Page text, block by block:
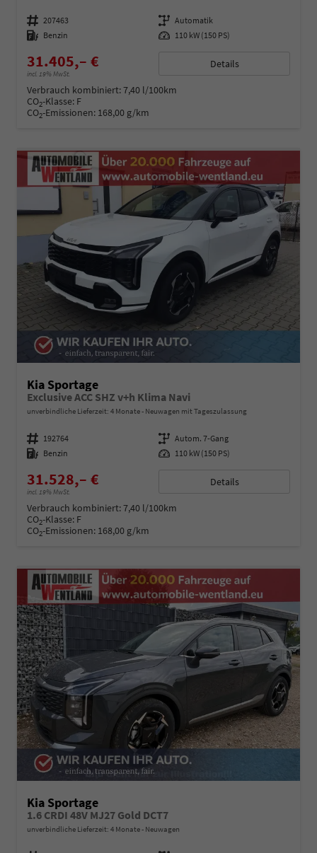
Fahrzeugnummer 207463 Getriebe Automatik
Kraftstoff Benzin Leistung 110 kW (150 PS)
31.405,– €
incl. 19% MwSt.
Details
Verbrauch kombiniert:7,40 l/100km
CO2-Klasse: F
CO2-Emissionen: 168,00 g/km
Kia Sportage
Exclusive ACC SHZ v+h Klima Navi
unverbindliche Lieferzeit: 4 Monate Neuwagen mit Tageszulassung
Fahrzeugnummer 192764 Getriebe Autom. 7-Gang
Kraftstoff Benzin Leistung 110 kW (150 PS)
31.528,– €
incl. 19% MwSt.
Details
Verbrauch kombiniert:7,40 l/100km
CO2-Klasse: F
CO2-Emissionen: 168,00 g/km
Kia Sportage
1.6 CRDI 48V MJ27 Gold DCT7
unverbindliche Lieferzeit: 4 Monate Neuwagen